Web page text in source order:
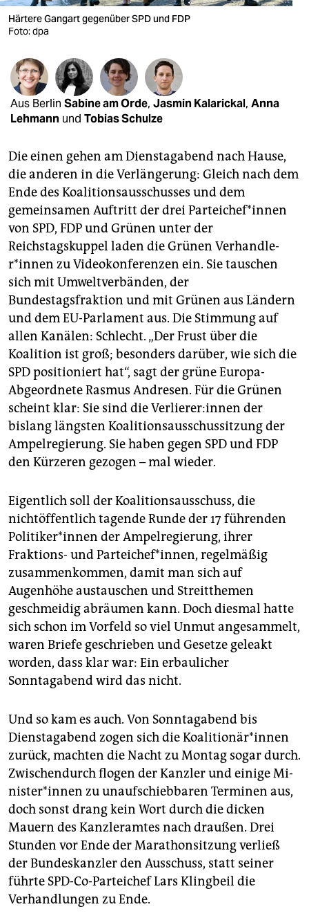
verlag
shop
fragen & hilfe
unterstützen
abo
genossenschaft
epaper login
Härtere Gangart gegenüber SPD und FDP
Foto: dpa
Aus Berlin Sabine am Orde, Jasmin Kalarickal, Anna
Lehmann und Tobias Schulze
Die einen gehen am Dienstagabend nach Hause,
die anderen in die Verlängerung: Gleich nach dem
Ende des Koalitionsausschusses und dem
gemeinsamen Auftritt der drei Par­tei­che­f*in­nen
von SPD, FDP und Grünen unter der
Reichstagskuppel laden die Grünen Ver­hand­le­
r*in­nen zu Videokonferenzen ein. Sie tauschen
sich mit Umweltverbänden, der
Bundestagsfraktion und mit Grünen aus Ländern
und dem EU-Parlament aus. Die Stimmung auf
allen Kanälen: Schlecht. „Der Frust über die
Koalition ist groß; besonders darüber, wie sich die
SPD positioniert hat“, sagt der grüne Europa-
Abgeordnete Rasmus Andresen. Für die Grünen
scheint klar: Sie sind die Ver­lie­re­r:in­nen der
bislang längsten Koalitionsausschussitzung der
Ampelregierung. Sie haben gegen SPD und FDP
den Kürzeren gezogen – mal wieder.
Eigentlich soll der Koalitionsausschuss, die
nichtöffentlich tagende Runde der 17 führenden
Po­li­ti­ke­r*in­nen der Ampelregierung, ihrer
Fraktions- und Parteichef*innen, regelmäßig
zusammenkommen, damit man sich auf
Augenhöhe austauschen und Streitthemen
geschmeidig abräumen kann. Doch diesmal hatte
sich schon im Vorfeld so viel Unmut angesammelt,
waren Briefe geschrieben und Gesetze geleakt
worden, dass klar war: Ein erbaulicher
Sonntagabend wird das nicht.
Und so kam es auch. Von Sonntagabend bis
Dienstagabend zogen sich die Ko­ali­tio­nä­r*in­nen
zurück, machten die Nacht zu Montag sogar durch.
Zwischendurch flogen der Kanzler und einige Mi­
nis­te­r*in­nen zu unaufschiebbaren Terminen aus,
doch sonst drang kein Wort durch die dicken
Mauern des Kanzleramtes nach draußen. Drei
Stunden vor Ende der Marathonsitzung verließ
der Bundeskanzler den Ausschuss, statt seiner
führte SPD-Co-Parteichef Lars Klingbeil die
Verhandlungen zu Ende.